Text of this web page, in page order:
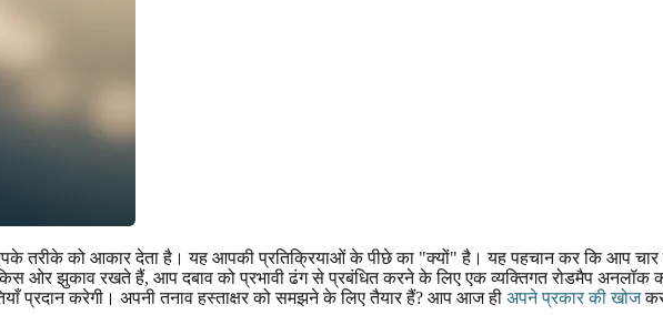
तरीके को आकार देता है। यह आपकी प्रतिक्रियाओं के पीछे का "क्यों" है। यह पहचान कर कि आप चार
ओर झुकाव रखते हैं, आप दबाव को प्रभावी ढंग से प्रबंधित करने के लिए एक व्यक्तिगत रोडमैप अनलॉक
प्रदान करेगी। अपनी तनाव हस्ताक्षर को समझने के लिए तैयार हैं? आप आज ही अपने प्रकार की खोज